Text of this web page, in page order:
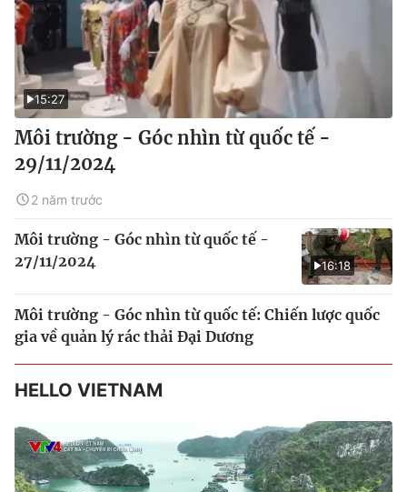
15:27
Môi trường - Góc nhìn từ quốc tế -
29/11/2024
2 năm trước
16:18
Môi trường - Góc nhìn từ quốc tế -
27/11/2024
Môi trường - Góc nhìn từ quốc tế: Chiến lược quốc
gia về quản lý rác thải Đại Dương
HELLO VIETNAM